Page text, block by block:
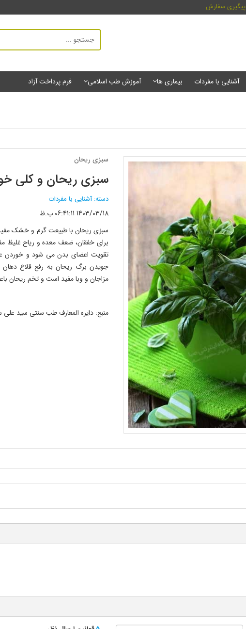
پیگیری سفارش
آشنایی با مفردات بیماری ها آموزش طب اسلامی فرم پرداخت آزاد
سبزی ریحان
سبزی ریحان و کلی
دسته: آشنایی با مفردات
1403/03/18 06:41:11 ب.ظ
سبزی ریحان با طبیعت گرم و خشک
برای خفقان، ضعف معده و ریاح غلیظ
تقویت اعضای بدن می شود و خوردن
جویدن برگ ریحان به رفع قلاع
مزاجان و وبا مفید است و تخم ریحان
منبع: دایره المعارف طب سنتی سید